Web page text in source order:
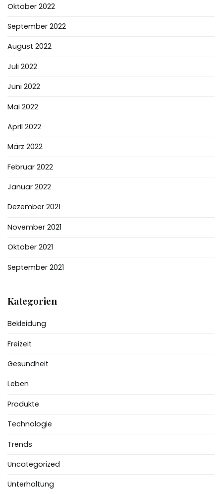
Oktober 2022
September 2022
August 2022
Juli 2022
Juni 2022
Mai 2022
April 2022
März 2022
Februar 2022
Januar 2022
Dezember 2021
November 2021
Oktober 2021
September 2021
Kategorien
Bekleidung
Freizeit
Gesundheit
Leben
Produkte
Technologie
Trends
Uncategorized
Unterhaltung